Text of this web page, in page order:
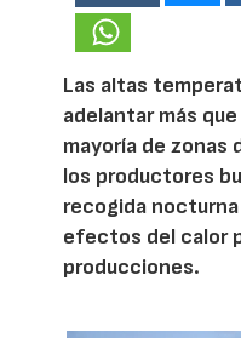
Las altas
adelantar más
mayoría de zonas
los productores
recogida
efectos del calor
producciones.